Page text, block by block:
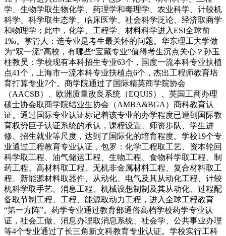
学、生物学取生物化学、药理学和毒理学、农业科学、计较机
科学、科学取生态学、临床医学、社会科学泛论、经济取商学
和物理学；此中，化学、工程学、材料科学进入ESI全球前
1‰。掌管人：选专业是考生最关怀的问题。华东理工大学做
为“双一流”高校，有哪些“宝藏专业”值得考生沉点关心？孙玉
柱教员：学校现有本科招生专业63个，国度一流本科专业扶植
点41个，上海市一流本科专业扶植点6个，杰出工程师教育培
育打算专业7个。商学院通过了国际精英商学院协会
（AACSB）、欧洲质量改良系统（EQUIS）、英国工商办理
硕士协会取商学院结业生协会（AMBA&BGA）商科教育认
证。通过国际专业认证标记着该专业的办学程度已遭到国际教
育权势巨子认证系统的承认，课程设置、师资步队、学生进
修、招生就业等尺度，达到了国际化的培育程度。学校19个专
业通过工程教育专业认证，包罗：化学工程取工艺、资本轮回
科学取工程、油气储运工程、生物工程、食物科学取工程、制
药工程、高材料取工程、无机非金属材料工程、复合材料取工
程、新能源材料取器件、从动化、电气及其从动化工程、计较
机科学取手艺、消息工程、机械设想制制及其从动化、过程配
备取节制工程、工程、能源取动力工程，进入全球工程教育
“第一方阵”。药学专业通过教育部通俗高档学校药学专业认
证，社会工做、消息办理取消息系统、社会学、公共事业办理
等4个专业通过了长三角新文科教育专业认证。学校实行工科